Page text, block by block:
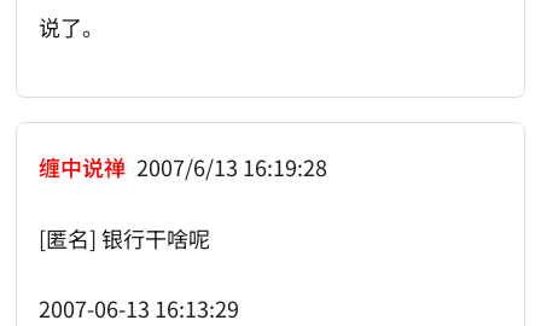
说了。
缠中说禅 2007/6/13 16:19:28
[匿名] 银行干啥呢
2007-06-13 16:13:29